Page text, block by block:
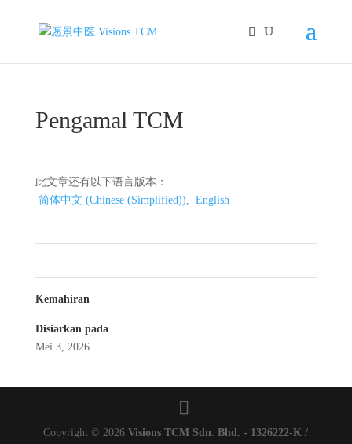
Pengamal TCM
此文章还有以下语言版本：
简体中文 (Chinese (Simplified)) English
Kemahiran
Disiarkan pada
Mei 3, 2026
Copyright © 2026Visions TCM Sdn. Bhd. - 1326222-K /